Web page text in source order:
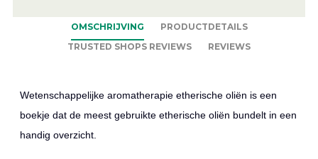
OMSCHRIJVING
PRODUCTDETAILS
TRUSTED SHOPS REVIEWS
REVIEWS
Wetenschappelijke aromatherapie etherische oliën is een
boekje dat de meest gebruikte etherische oliën bundelt in een
handig overzicht.